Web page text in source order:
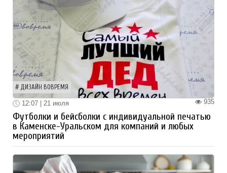
ДИЗАЙН ВОВРЕМЯ
935
12:07 | 21 июля
Футболки и бейсболки с индивидуальной печатью
в Каменске-Уральском для компаний и любых
мероприятий